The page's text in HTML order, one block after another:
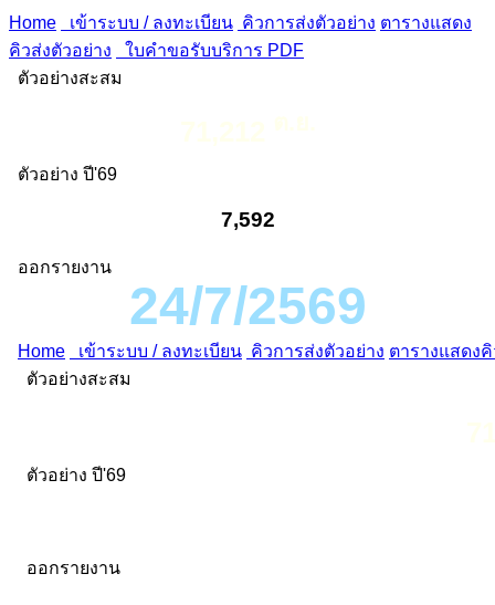
Home เข้าระบบ / ลงทะเบียน คิวการส่งตัวอย่าง ตารางแสดง
คิวส่งตัวอย่าง
ใบคำขอรับบริการ PDF
ตัวอย่างสะสม
ตัวอย่าง ปี'69
7,592
ออกรายงาน
24/7/2569